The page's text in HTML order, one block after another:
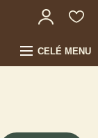
CELÉ MENU